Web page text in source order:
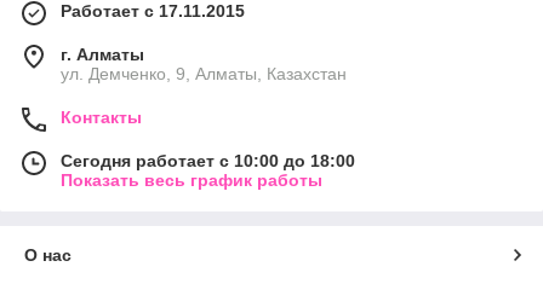
Работает с 17.11.2015
г. Алматы
ул. Демченко, 9, Алматы, Казахстан
Контакты
Сегодня работает с 10:00 до 18:00
Показать весь график работы
О нас